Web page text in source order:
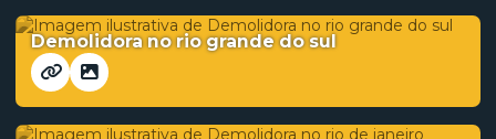
Demolidora no rio grande do sul